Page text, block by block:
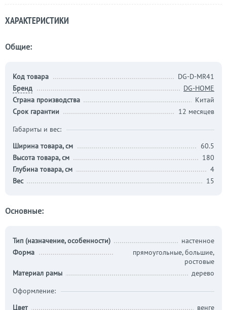
ХАРАКТЕРИСТИКИ
Общие:
Код товара
DG-D-MR41
Бренд
DG-HOME
Страна производства
Китай
Срок гарантии
12 месяцев
Габариты и вес:
Ширина товара, см
60.5
Высота товара, см
180
Глубина товара, см
4
Вес
15
Основные:
Тип (назначение, особенности)
настенное
Форма
прямоугольные, большие,
ростовые
Материал рамы
дерево
Оформление:
Цвет
венге